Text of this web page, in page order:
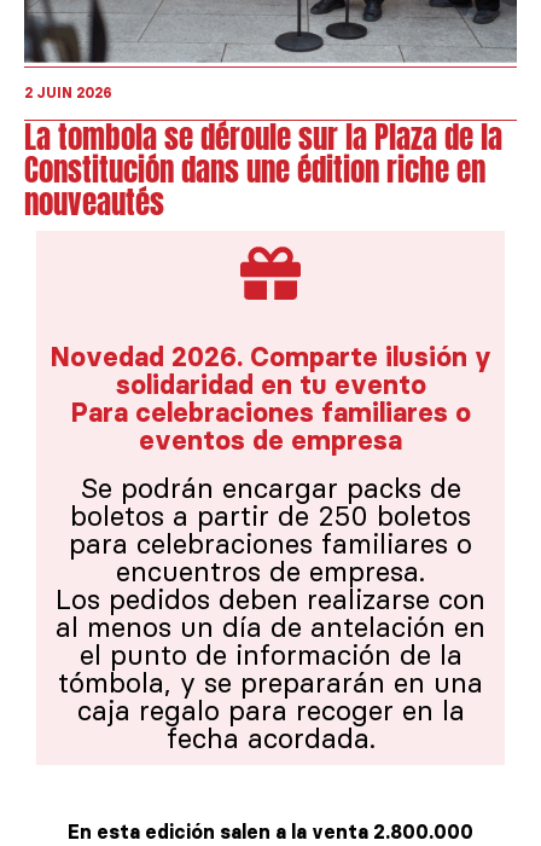
2 JUIN 2026
La tombola se déroule sur la Plaza de la
Constitución dans une édition riche en
nouveautés
Novedad 2026. Comparte ilusión y
solidaridad en tu evento
Para celebraciones familiares o
eventos de empresa
Se podrán encargar packs de
boletos a partir de 250 boletos
para celebraciones familiares o
encuentros de empresa.
Los pedidos deben realizarse con
al menos un día de antelación en
el punto de información de la
tómbola, y se prepararán en una
caja regalo para recoger en la
fecha acordada.
En esta edición salen a la venta 2.800.000